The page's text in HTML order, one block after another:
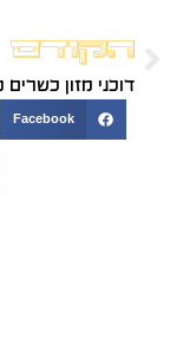
הקודם
Facebook